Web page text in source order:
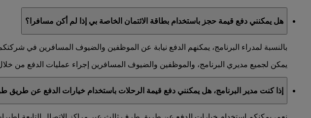
هل يمكنني دفع قيمة حجز باستخدام بطاقة الائتمان الخاصة بي إذا لم أكن مسافرا؟
بالنسبة لمدراء البرنامج، يمكنهم الدفع نيابة عن الموظفين والضيوف المسافرين في
يمكن لجميع مديري البرنامج، والموظفين والضيوف المسافرين إجراء عمليات الدفع من
إذا كنت مدير البرنامج، هل يمكنني دفع قيمة الرحلات باستخدام خيارات الدفع عن طريق